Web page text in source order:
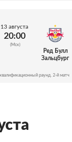
13 августа
20:00
(Мск)
Ред Булл
Зальцбург
раунд. 2-й матч